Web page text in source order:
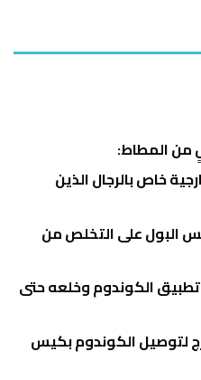
من المطاط:
خاص بالرجال الذين
البول على التخلص من
الكوندوم وخلعه حتى
لتوصيل الكوندوم بكيس